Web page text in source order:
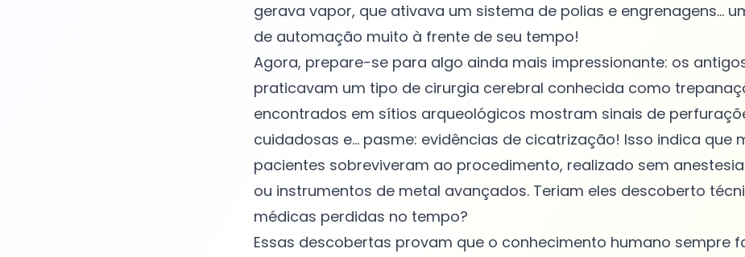
gerava vapor, que ativava um sistema de polias e engrenagens...
de automação muito à frente de seu tempo!
Agora, prepare-se para algo ainda mais impressionante: os
praticavam um tipo de cirurgia cerebral conhecida como
encontrados em sítios arqueológicos mostram sinais de
cuidadosas e... pasme: evidências de cicatrização! Isso indica que
pacientes sobreviveram ao procedimento, realizado sem
ou instrumentos de metal avançados. Teriam eles descoberto
médicas perdidas no tempo?
Essas descobertas provam que o conhecimento humano sempre